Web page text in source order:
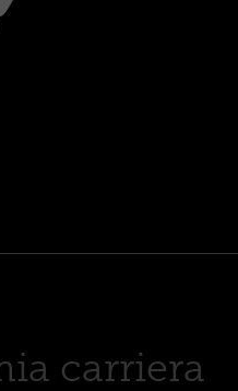
carriera